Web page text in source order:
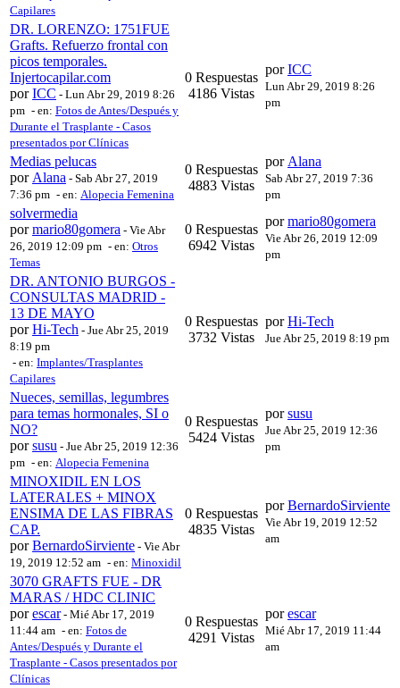
Capilares
DR. LORENZO: 1751FUE
Grafts. Refuerzo frontal con
picos temporales.
Injertocapilar.com
porICC - Lun Abr 29, 2019 8:26
pm - en: Fotos de Antes/Después y
Durante el Trasplante - Casos
presentados por Clínicas
0 Respuestas
4186 Vistas
porICC
Lun Abr 29, 2019 8:26
pm
Medias pelucas
por Alana - Sab Abr 27, 2019
7:36 pm - en: Alopecia Femenina
0 Respuestas
4883 Vistas
por Alana
Sab Abr 27, 2019 7:36
pm
solvermedia
pormario80gomera - Vie Abr
26, 2019 12:09 pm - en: Otros
Temas
0 Respuestas
6942 Vistas
pormario80gomera
Vie Abr 26, 2019 12:09
pm
DR. ANTONIO BURGOS -
CONSULTAS MADRID -
13 DE MAYO
porHi-Tech - Jue Abr 25, 2019
8:19 pm
- en: Implantes/Trasplantes
Capilares
0 Respuestas
3732 Vistas
porHi-Tech
Jue Abr 25, 2019 8:19 pm
Nueces, semillas, legumbres
para temas hormonales, SI o
NO?
porsusu - Jue Abr 25, 2019 12:36
pm - en: Alopecia Femenina
0 Respuestas
5424 Vistas
porsusu
Jue Abr 25, 2019 12:36
pm
MINOXIDIL EN LOS
LATERALES + MINOX
ENSIMA DE LAS FIBRAS
CAP.
porBernardoSirviente - Vie Abr
19, 2019 12:52 am - en: Minoxidil
0 Respuestas
4835 Vistas
porBernardoSirviente
Vie Abr 19, 2019 12:52
am
3070 GRAFTS FUE - DR
MARAS / HDC CLINIC
porescar- Mié Abr 17, 2019
11:44 am - en: Fotos de
Antes/Después y Durante el
Trasplante - Casos presentados por
Clínicas
0 Respuestas
4291 Vistas
porescar
Mié Abr 17, 2019 11:44
am